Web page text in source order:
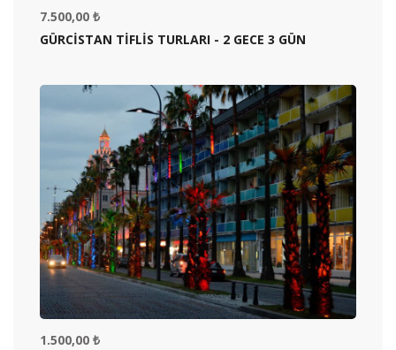
7.500,00 ₺
GÜRCISTAN TIFLIS TURLARI - 2 GECE 3 GÜN
1.500,00 ₺